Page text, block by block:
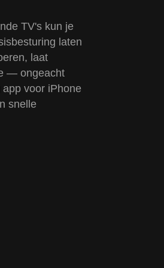
TV's kun je
laten
laat
— ongeacht
voor iPhone
snelle